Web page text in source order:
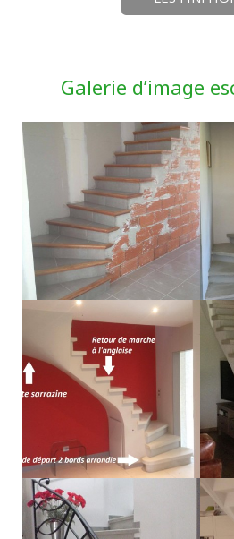
Galerie d’image